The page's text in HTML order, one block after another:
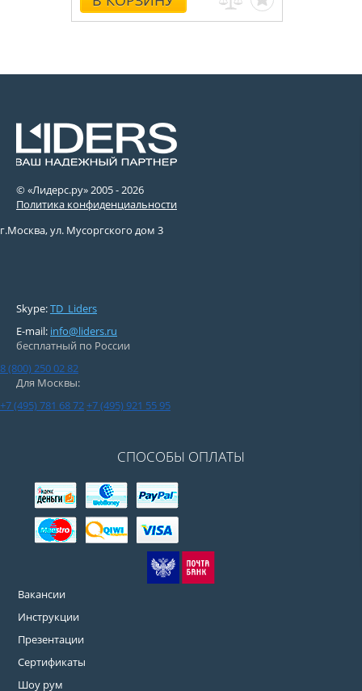
© «Лидерс.ру» 2005 -2026
Политика конфиденциальности
г.Москва, ул. Мусоргского дом 3
Skype:TD_Liders
E-mail: info@liders.ru
бесплатный по России
8 (800) 250 02 82
Для Москвы:
+7 (495) 781 68 72+7 (495) 921 55 95
СПОСОБЫ ОПЛАТЫ
Вакансии
Инструкции
Презентации
Сертификаты
Шоу рум